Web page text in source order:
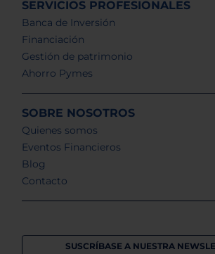
SERVICIOS PROFESIONALES
Banca de Inversión
Financiación
Gestión de patrimonio
Ahorro Pymes
SOBRE NOSOTROS
Quienes somos
Eventos Financieros
Blog
Contacto
SUSCRÍBASE A NUESTRA